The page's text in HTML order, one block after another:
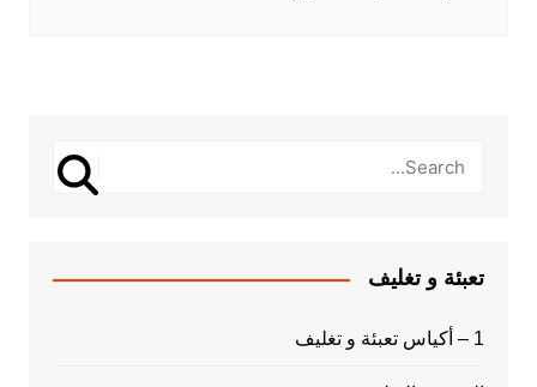
تعبئة و تغليف
1 – أكياس تعبئة و تغليف